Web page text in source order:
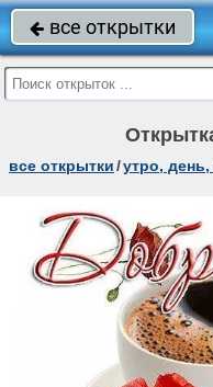
 все открытки
все открытки/утро, день,